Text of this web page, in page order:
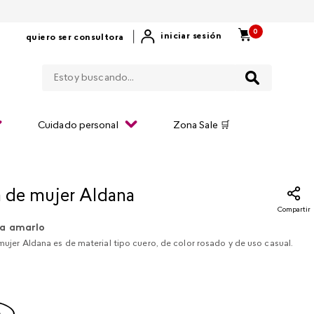
quiero ser consultora iniciar sesión
0
Cuidado personal Zona Sale 🛒
de mujer Aldana
Compartir
amarlo
Aldana es de material tipo cuero, de color rosado y de uso casual.